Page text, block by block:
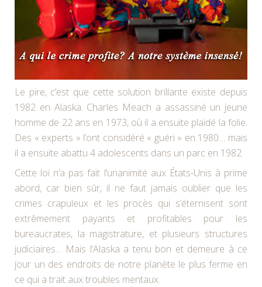
Le pire, c’est que cette solution brillante existe depuis
1982 en Alaska. Charles Meach a assassiné un jeune
homme de 22 ans en 1973, où il a ensuite plaidé la folie.
Des « experts » l’ont considéré « guéri » en 1980… mais
il a ensuite abattu 4 adolescents dans un parc en 1982.
Cette loi n’a pas fait l’unanimité aux États-Unis à prime
abord, car bien sûr, il ne faut jamais oublier que les
crimes crapuleux et les procès qui s’éternisent sont
extrêmement payants et profitables pour les
bureaucrates, la magistrature, et plusieurs structures
judiciaires… Mais l’Alaska a tenu bon et demeure à ce
jour un des endroits de notre planète le plus ferme en
ce qui a trait aux troubles mentaux.